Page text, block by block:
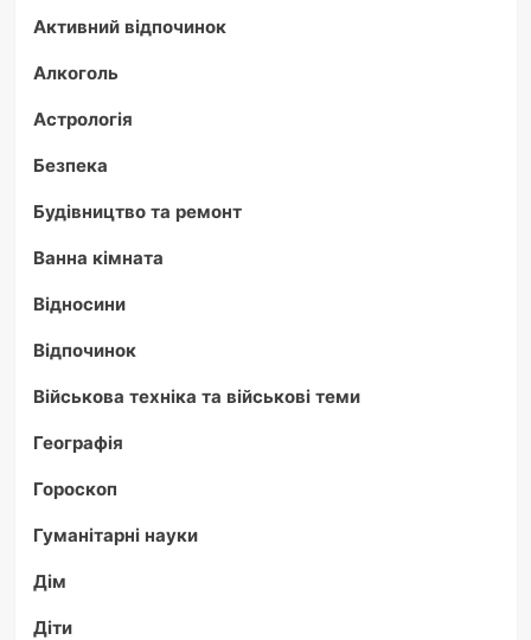
Активний відпочинок
Алкоголь
Астрологія
Безпека
Будівництво та ремонт
Ванна кімната
Відносини
Відпочинок
Військова техніка та військові теми
Географія
Гороскоп
Гуманітарні науки
Дім
Діти